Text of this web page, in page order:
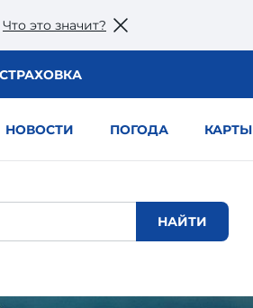
Что это значит?
СТРАХОВКА
НОВОСТИ ПОГОДА КАРТЫ